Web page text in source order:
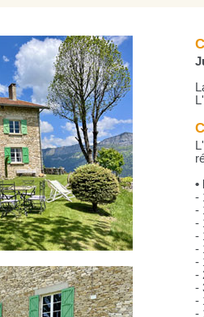
•
-
-
-
-
-
-
-
-
-
-